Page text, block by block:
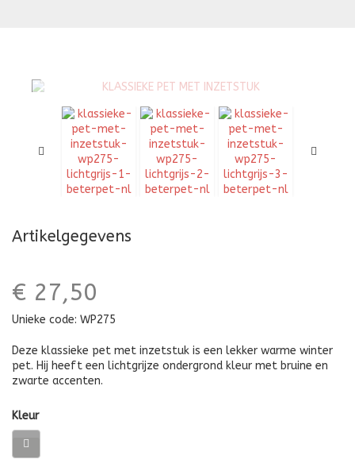
Artikelgegevens
€ 27,50
Unieke code: WP275
Deze klassieke pet met inzetstuk is een lekker warme winter
pet. Hij heeft een lichtgrijze ondergrond kleur met bruine en
zwarte accenten.
Kleur